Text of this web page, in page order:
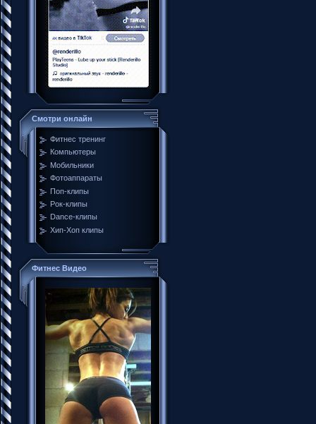
Смотри онлайн
Фитнес тренинг
Компьютеры
Мобильники
Фотоаппараты
Поп-клипы
Рок-клипы
Dance-клипы
Хип-Хоп клипы
Фитнес Видео